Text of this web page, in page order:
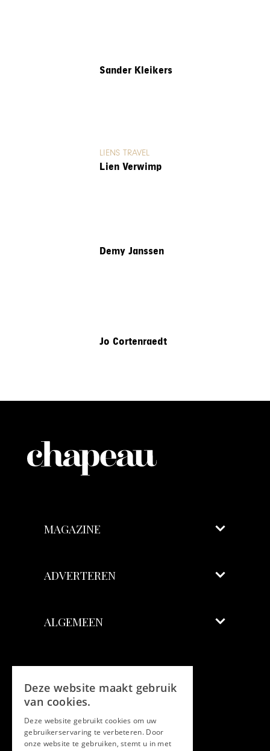
Sander Kleikers
LIENS TRAVEL
Lien Verwimp
Demy Janssen
Jo Cortenraedt
MAGAZINE
ADVERTEREN
ALGEMEEN
Facebook
Twitter
Deze website maakt gebruik
van cookies.
Deze website gebruikt cookies om uw
gebruikerservaring te verbeteren. Door
onze website te gebruiken, stemt u in met